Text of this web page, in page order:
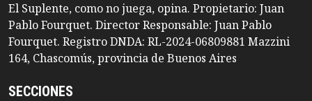
El Suplente, como no juega, opina. Propietario: Juan
Pablo Fourquet. Director Responsable: Juan Pablo
Fourquet. Registro DNDA: RL-2024-06809881 Mazzini
164, Chascomús, provincia de Buenos Aires
SECCIONES